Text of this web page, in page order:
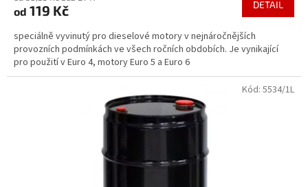
je
z
5
hvězdiček.
od 119 Kč DETAIL
speciálně vyvinutý pro dieselové motory v nejnáročnějších
provozních podmínkách ve všech ročních obdobích. Je vynikající
pro použití v Euro 4, motory Euro 5 a Euro 6
Kód: 5534/1L